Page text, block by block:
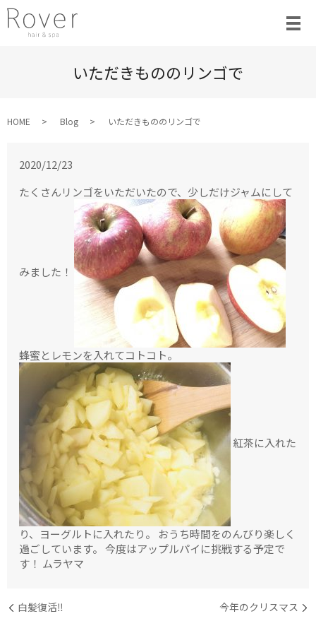
いただきもののリンゴで
HOME Blog いただきもののリンゴで
2020/12/23
たくさんリンゴをいただいたので、少しだけジャムにして
みました！
蜂蜜とレモンを入れてコトコト。
紅茶に入れた
り、ヨーグルトに入れたり。 おうち時間をのんびり楽しく
過ごしています。 今度はアップルパイに挑戦する予定で
す！ ムラヤマ
白髪復活‼️ 今年のクリスマス